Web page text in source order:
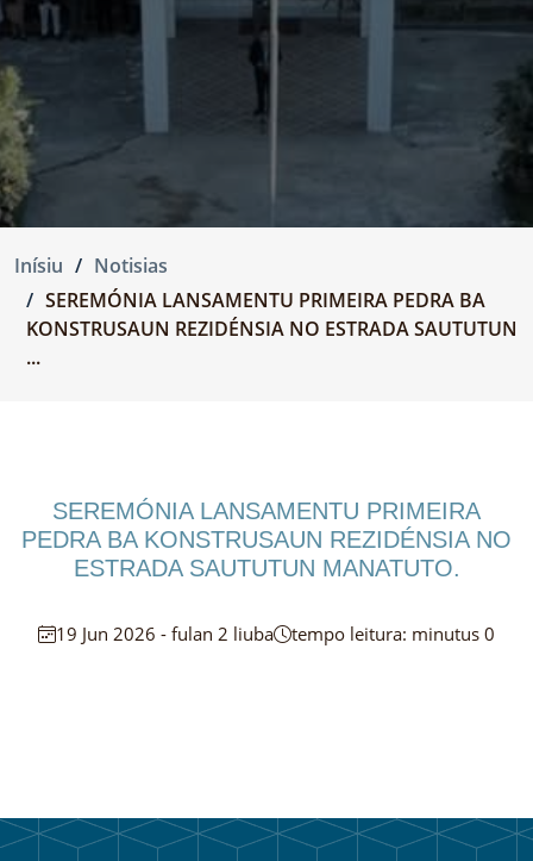
Inísiu
Notisias
SEREMÓNIA LANSAMENTU PRIMEIRA PEDRA BA
KONSTRUSAUN REZIDÉNSIA NO ESTRADA SAUTUTUN
...
SEREMÓNIA LANSAMENTU PRIMEIRA
PEDRA BA KONSTRUSAUN REZIDÉNSIA NO
ESTRADA SAUTUTUN MANATUTO.
19 Jun 2026 - fulan 2 liuba tempo leitura: minutus 0